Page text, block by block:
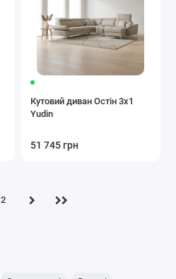
Кутовий диван Остін 3x1
Yudin
51 745 грн
2